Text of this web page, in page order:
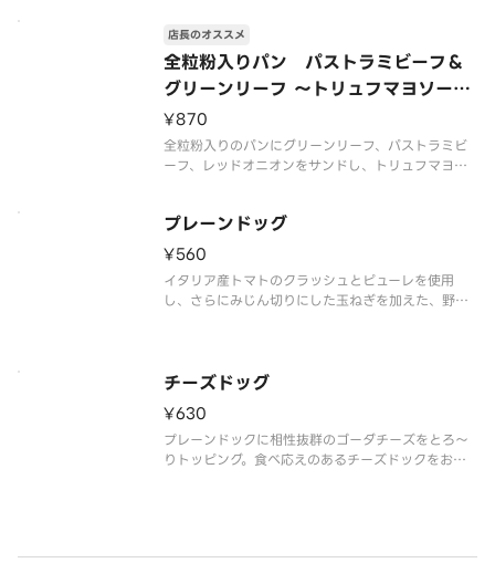
ストマッチ！マスタードが味のア
全粒粉入りパン パストラミビーフ＆
グリーンリーフ ～トリュフマヨソース
～
店長のオススメ
¥870
全粒粉入りのパンにグリーンリーフ、パストラミビ
ーフ、レッドオニオンをサンドし、トリュフマヨソ
ることで、贅沢な味わいをお楽しみいただけます。
プレーンドッグ
¥560
イタリア産トマトのクラッシュとピューレを使用
し、さらにみじん切りにした玉ねぎを加えた、野菜
みください。
チーズドッグ
¥630
プレーンドックに相性抜群のゴーダチーズをとろ～
りトッピング。食べ応えのあるチーズドックをお楽